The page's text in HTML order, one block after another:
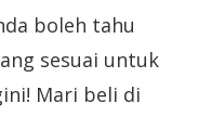
boleh tahu
sesuai untuk
Mari beli di